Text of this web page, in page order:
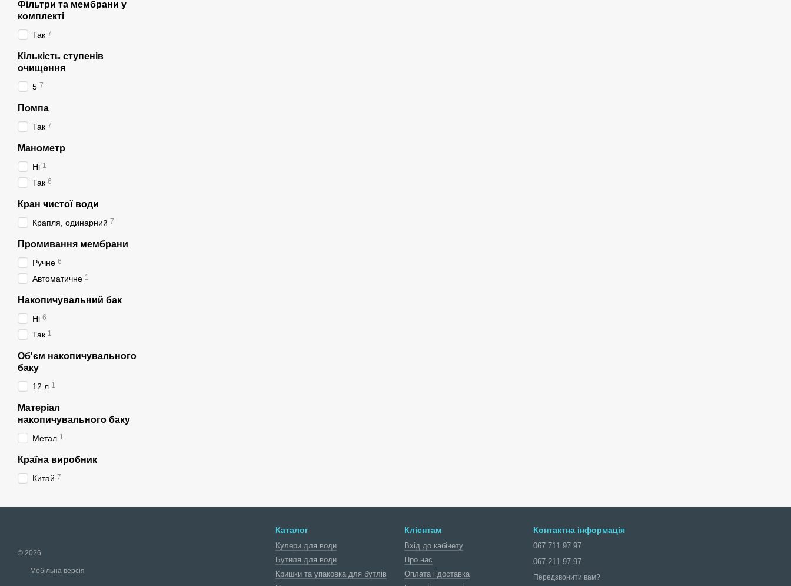
Фільтри та мембрани у
комплекті
Так 7
Кількість ступенів
очищення
5 7
Помпа
Так 7
Манометр
Ні 1
Так 6
Кран чистої води
Крапля, одинарний 7
Промивання мембрани
Ручне 6
Автоматичне 1
Накопичувальний бак
Ні 6
Так 1
Об'єм накопичувального
баку
12 л 1
Матеріал
накопичувального баку
Метал 1
Країна виробник
Китай 7
© 2026
Мобільна версія
Каталог
Кулери для води
Бутиля для води
Кришки та упаковка для бутлів
Клієнтам
Вхід до кабінету
Про нас
Оплата і доставка
Контактна інформація
067 711 97 97
067 211 97 97
Передзвонити вам?